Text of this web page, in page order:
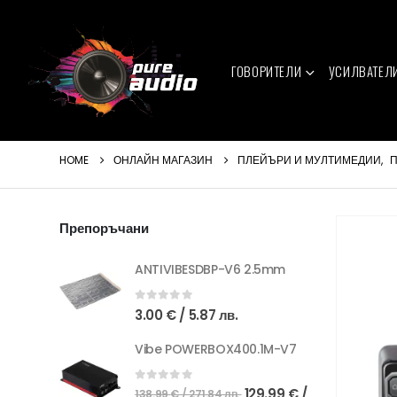
ГОВОРИТЕЛИ
HOME ОНЛАЙН МАГАЗИН ПЛЕЙЪРИ И МУЛТИМЕДИИ,
Препоръчани
ANTIVIBESDBP-V6 2.5mm
0out of 5
3.00 €/ 5.87 лв.
Vibe POWERBOX400.1M-V7
0out of 5
138.99€/ 271.84 лв.Original